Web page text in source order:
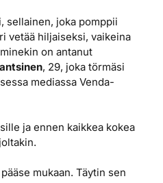
sellainen, joka pomppii
vetää hiljaiseksi, vaikeina
on antanut
, 29, joka törmäsi
mediassa Venda-
ja ennen kaikkea kokea
mukaan. Täytin sen